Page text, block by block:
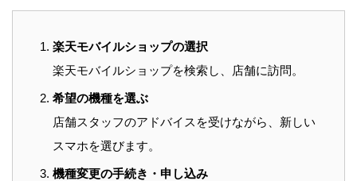
楽天モバイルショップの選択
楽天モバイルショップを検索し、店舗に訪問。
希望の機種を選ぶ
店舗スタッフのアドバイスを受けながら、新しい
スマホを選びます。
機種変更の手続き・申し込み